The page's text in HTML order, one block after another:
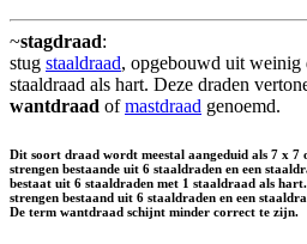
~stagdraad:
stug staaldraad, opgebouwd uit weinig
staaldraad als hart. Deze draden
wantdraad ofmastdraad genoemd.
Dit soort draad wordt meestal aangeduid als 7 x 7
strengen bestaande uit 6 staaldraden en een
bestaat uit 6 staaldraden met 1 staaldraad als hart.
strengen bestaand uit 6 staaldraden en een
De term wantdraad schijnt minder correct te zijn.